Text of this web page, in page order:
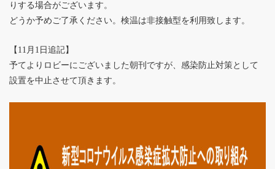
りする場合がございます。
どうか予めご了承ください。検温は非接触型を利用致します。
【11月1日追記】
予てよりロビーにございました朝刊ですが、感染防止対策として
設置を中止させて頂きます。